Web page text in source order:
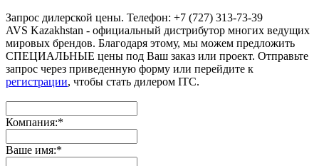
Запрос дилерской цены. Телефон: +7 (727) 313-73-39
AVS Kazakhstan - официальный дистрибутор многих ведущих
мировых брендов. Благодаря этому, мы можем предложить
СПЕЦИАЛЬНЫЕ цены под Ваш заказ или проект. Отправьте
запрос через приведенную форму или перейдите к
регистрации, чтобы стать дилером ITC.
Компания:*
Ваше имя:*